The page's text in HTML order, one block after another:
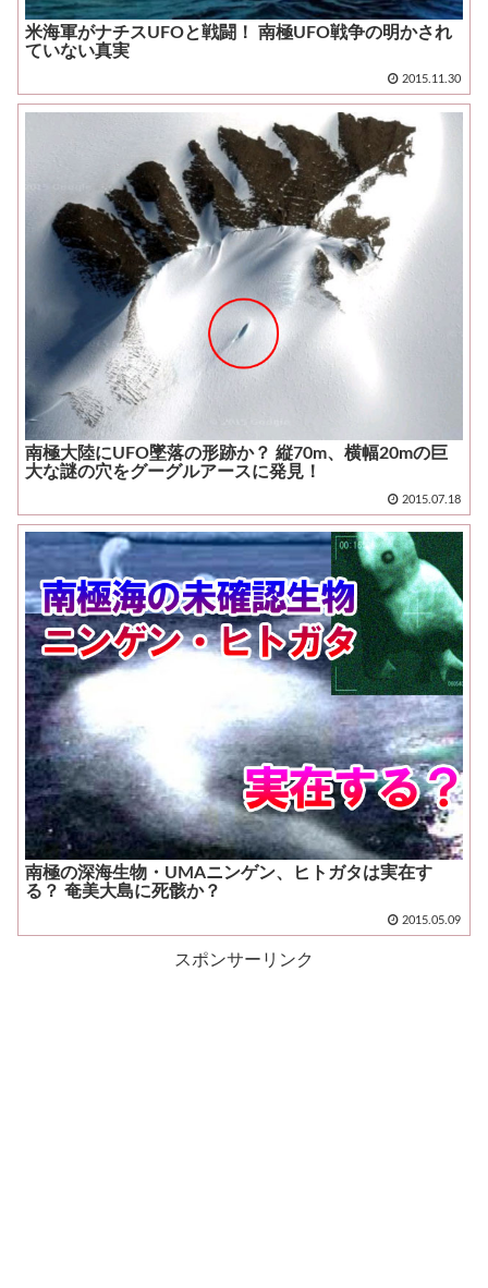
米海軍がナチスUFOと戦闘！ 南極UFO戦争の明かされ
ていない真実
2015.11.30
南極大陸にUFO墜落の形跡か？ 縦70m、横幅20mの巨
大な謎の穴をグーグルアースに発見！
2015.07.18
南極の深海生物・UMAニンゲン、ヒトガタは実在す
る？ 奄美大島に死骸か？
2015.05.09
スポンサーリンク